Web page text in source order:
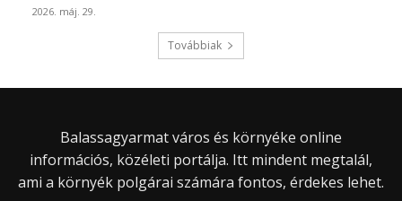
2026. máj. 29.
Továbbiak
Balassagyarmat város és környéke online
információs, közéleti portálja. Itt mindent megtalál,
ami a környék polgárai számára fontos, érdekes lehet.